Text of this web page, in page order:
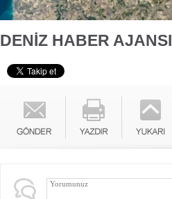
DENİZ HABER AJANSI